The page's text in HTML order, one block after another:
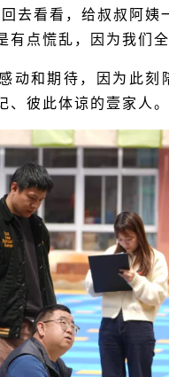
去看看，给叔叔阿
有点慌乱，因为我们
动和期待，因为此
彼此体谅的壹家人。